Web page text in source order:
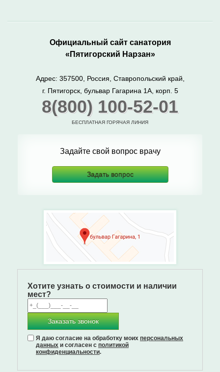
Задайте свой вопрос врачу
Задать вопрос
Официальный сайт санатория
«Пятигорский Нарзан»
Адрес: 357500, Россия, Ставропольский край,
г. Пятигорск, бульвар Гагарина 1А, корп. 5
8(800) 100-52-01
БЕСПЛАТНАЯ ГОРЯЧАЯ ЛИНИЯ
Хотите узнать о стоимости и наличии
мест?
Заказать звонок
Я даю согласие на обработку моих персональных
данных и согласен с политикой
конфиденциальности.